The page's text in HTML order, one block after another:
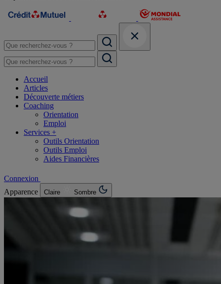
Accueil
Articles
Découverte métiers
Coaching
Orientation
Emploi
Services +
Outils Orientation
Outils Emploi
Aides Financières
Connexion
Apparence
Claire Sombre